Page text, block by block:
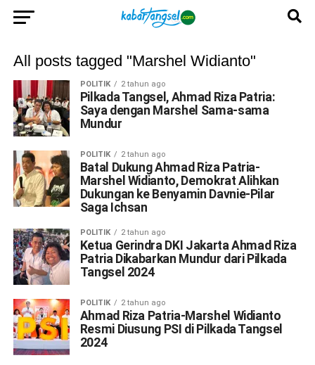
All posts tagged "Marshel Widianto"
POLITIK 2 tahun ago
Pilkada Tangsel, Ahmad Riza Patria:
Saya dengan Marshel Sama-sama
Mundur
POLITIK 2 tahun ago
Batal Dukung Ahmad Riza Patria-
Marshel Widianto, Demokrat Alihkan
Dukungan ke Benyamin Davnie-Pilar
Saga Ichsan
POLITIK 2 tahun ago
Ketua Gerindra DKI Jakarta Ahmad Riza
Patria Dikabarkan Mundur dari Pilkada
Tangsel 2024
POLITIK 2 tahun ago
Ahmad Riza Patria-Marshel Widianto
Resmi Diusung PSI di Pilkada Tangsel
2024